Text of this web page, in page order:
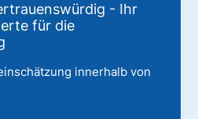
- Ihr
für die
innerhalb von